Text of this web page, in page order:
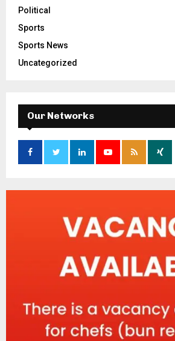
Political
Sports
Sports News
Uncategorized
Our Networks